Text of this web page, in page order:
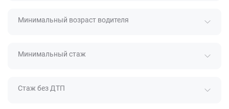
Минимальный возраст водителя
Минимальный стаж
Стаж без ДТП